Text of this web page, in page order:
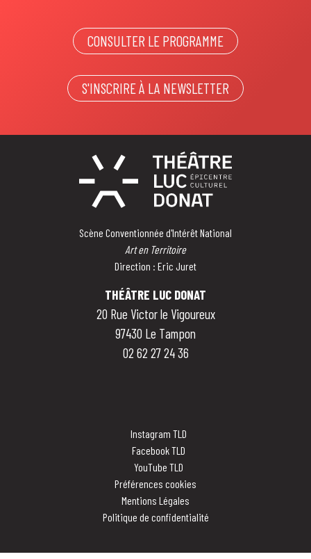
CONSULTER LE PROGRAMME
S'INSCRIRE À LA NEWSLETTER
Scène Conventionnée d'Intérêt National
Art en Territoire
Direction : Eric Juret
THÉÂTRE LUC DONAT
20 Rue Victor le Vigoureux
97430 Le Tampon
02 62 27 24 36
Instagram TLD
Facebook TLD
YouTube TLD
Préférences cookies
Mentions Légales
Politique de confidentialité